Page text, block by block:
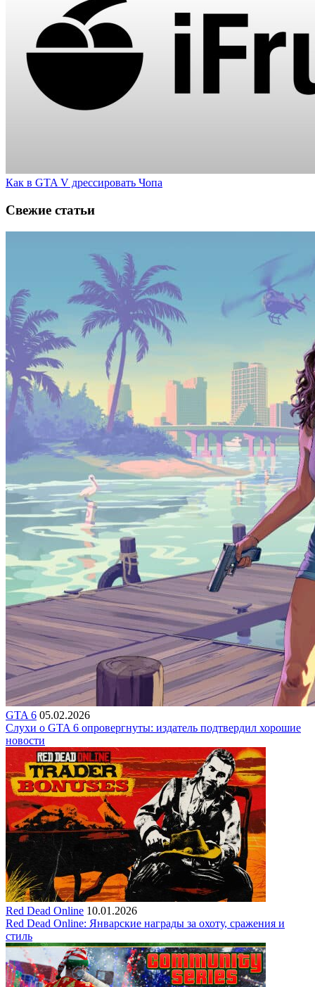
Как в GTA V дрессировать Чопа
Свежие статьи
GTA 6 05.02.2026
Слухи о GTA 6 опровергнуты: издатель подтвердил хорошие
новости
Red Dead Online 10.01.2026
Red Dead Online: Январские награды за охоту, сражения и
стиль